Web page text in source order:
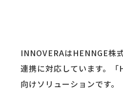
INNOVERAはHENNGE株
連携に対応しています。
向けソリューションです。